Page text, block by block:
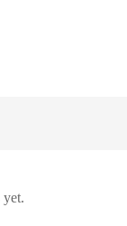
yet.